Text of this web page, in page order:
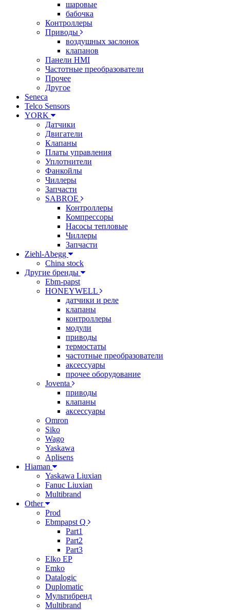
шаровые
бабочка
Контроллеры
Приводы
воздушных заслонок
клапанов
Панели HMI
Частотные преобразователи
Прочее
Другое
Seneca
Telco Sensors
YORK
Датчики
Двигатели
Клапаны
Платы управления
Уплотнители
Фанкойлы
Чиллеры
Запчасти
SABROE
Контроллеры
Компрессоры
Насосы тепловые
Чиллеры
Запчасти
Ziehl-Abegg
China stock
Другие бренды
Ebm-papst
HONEYWELL
датчики и реле
клапаны
контроллеры
модули
приводы
термостаты
частотные преобразователи
аксессуары
прочее оборудование
Joventa
приводы
клапаны
аксессуары
Omron
Siko
Wago
Yaskawa
Aplisens
Hiaman
Yaskawa Liuxian
Fanuc Liuxian
Multibrand
Other
Prod
Ebmpapst Q
Part1
Part2
Part3
Elko EP
Emko
Datalogic
Duplomatic
Мультибренд
Multibrand